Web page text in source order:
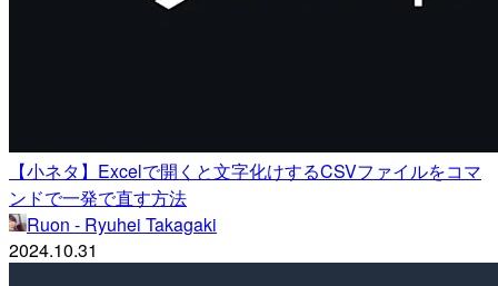
【小ネタ】Excelで開くと文字化けするCSVファイルをコマ
ンドで一発で直す方法
Ruon - Ryuhei Takagaki
2024.10.31